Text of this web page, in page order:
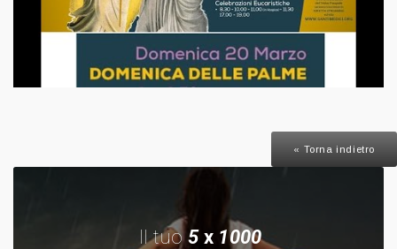
« Torna indietro
Il tuo 5x 1000